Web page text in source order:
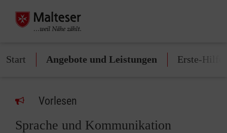
Start Angebote und Leistungen Erste-
Vorlesen
Sprache und Kommunikation